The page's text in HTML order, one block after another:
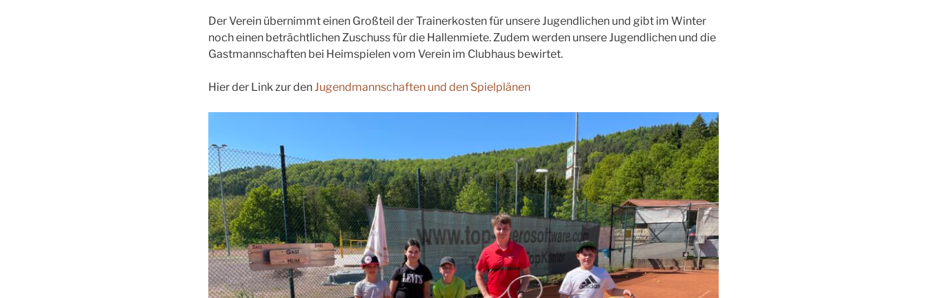
Der Verein übernimmt einen Großteil der Trainerkosten für unsere Jugendlichen und gibt im Winter
noch einen beträchtlichen Zuschuss für die Hallenmiete. Zudem werden unsere Jugendlichen und die
Gastmannschaften bei Heimspielen vom Verein im Clubhaus bewirtet.
Hier der Link zur den Jugendmannschaften und den Spielplänen